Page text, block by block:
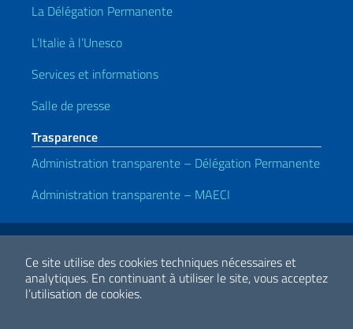
Ce site utilise des cookies techniques nécessaires et
analytiques. En continuant à utiliser le site, vous acceptez
l’utilisation de cookies.
La Délégation Permanente
L’Italie à l’Unesco
Services et informations
Salle de presse
Trasparence
Administration transparente – Délégation Permanente
Administration transparente – MAECI
Liens utiles